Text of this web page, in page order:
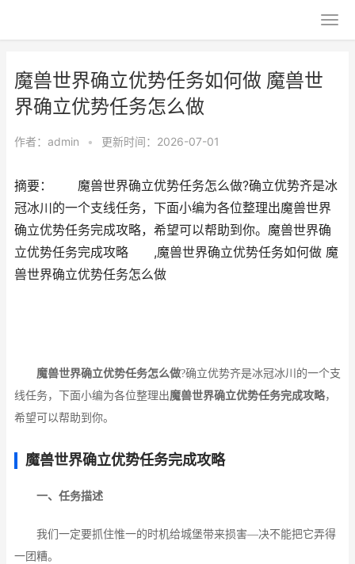
魔兽世界确立优势任务如何做 魔兽世
界确立优势任务怎么做
作者： admin • 更新时间：2026-07-01
摘要： 魔兽世界确立优势任务怎么做?确立优势齐是冰
冠冰川的一个支线任务，下面小编为各位整理出魔兽世界
确立优势任务完成攻略，希望可以帮助到你。魔兽世界确
立优势任务完成攻略 ,魔兽世界确立优势任务如何做 魔
兽世界确立优势任务怎么做
魔兽世界确立优势任务怎么做?确立优势齐是冰冠冰川的一个支
线任务，下面小编为各位整理出魔兽世界确立优势任务完成攻略，
希望可以帮助到你。
魔兽世界确立优势任务完成攻略
一、任务描述
我们一定要抓住惟一的时机给城堡带来损害—决不能把它弄得
一团糟。